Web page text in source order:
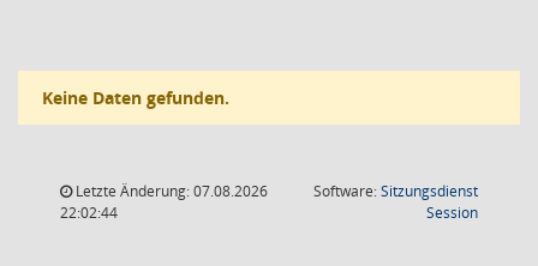
Keine Daten gefunden.
Letzte Änderung: 07.08.2026
22:02:44
Software:Sitzungsdienst
Session(Wird in